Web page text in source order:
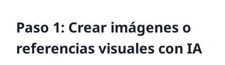
Paso 1: Crear imágenes o
referencias visuales con IA